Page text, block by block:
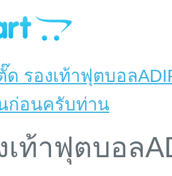
ด รองเท้าฟุตบอล
ก่อนครับท่าน
ท้าฟุตบอล